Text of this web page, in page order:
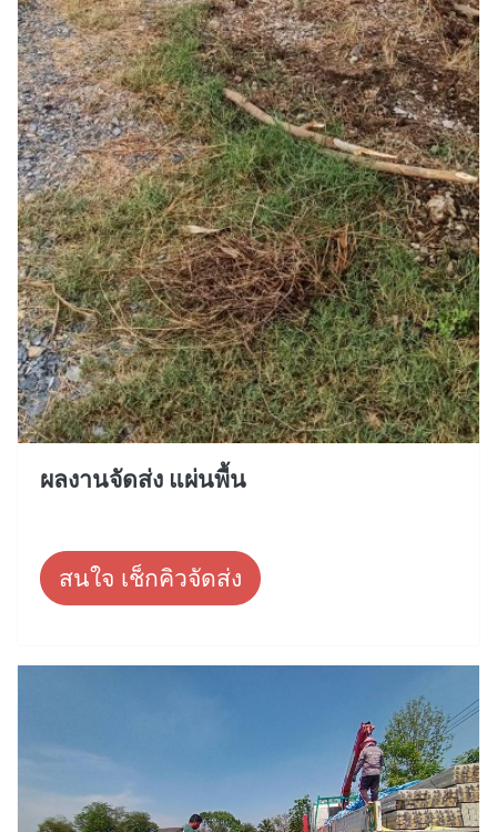
ผลงานจัดส่ง แผ่นพื้น
สนใจ เช็กคิวจัดส่ง